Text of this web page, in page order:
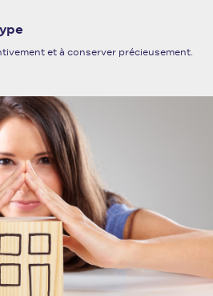
et à conserver précieusement.